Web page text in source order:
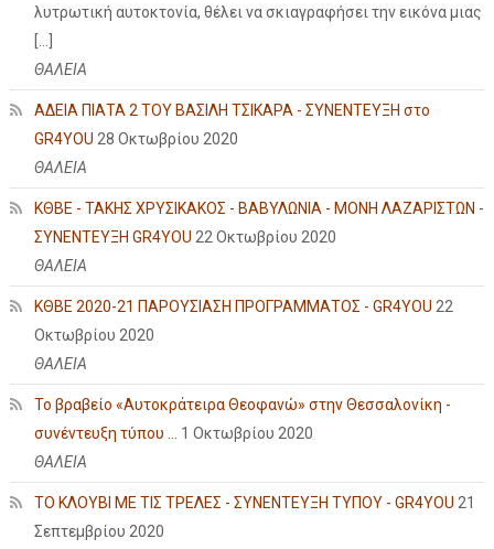
λυτρωτική αυτοκτονία, θέλει να σκιαγραφήσει την εικόνα μιας
ΘΑΛΕΙΑ
ΑΔΕΙΑ ΠΙΑΤΑ 2 ΤΟΥ ΒΑΣΙΛΗ ΤΣΙΚΑΡΑ - ΣΥΝΕΝΤΕΥΞΗ στο
GR4YOU 28 Οκτωβρίου 2020
ΘΑΛΕΙΑ
ΚΘΒΕ - ΤΑΚΗΣ ΧΡΥΣΙΚΑΚΟΣ - ΒΑΒΥΛΩΝΙΑ - ΜΟΝΗ ΛΑΖΑΡΙΣΤΩΝ -
ΣΥΝΕΝΤΕΥΞΗ GR4YOU 22 Οκτωβρίου 2020
ΘΑΛΕΙΑ
ΚΘΒΕ 2020-21 ΠΑΡΟΥΣΙΑΣΗ ΠΡΟΓΡΑΜΜΑΤΟΣ - GR4YOU 22
Οκτωβρίου 2020
ΘΑΛΕΙΑ
Το βραβείο «Αυτοκράτειρα Θεοφανώ» στην Θεσσαλονίκη -
συνέντευξη τύπου ...
1 Οκτωβρίου 2020
ΘΑΛΕΙΑ
ΤΟ ΚΛΟΥΒΙ ΜΕ ΤΙΣ ΤΡΕΛΕΣ - ΣΥΝΕΝΤΕΥΞΗ ΤΥΠΟΥ - GR4YOU 21
Σεπτεμβρίου 2020